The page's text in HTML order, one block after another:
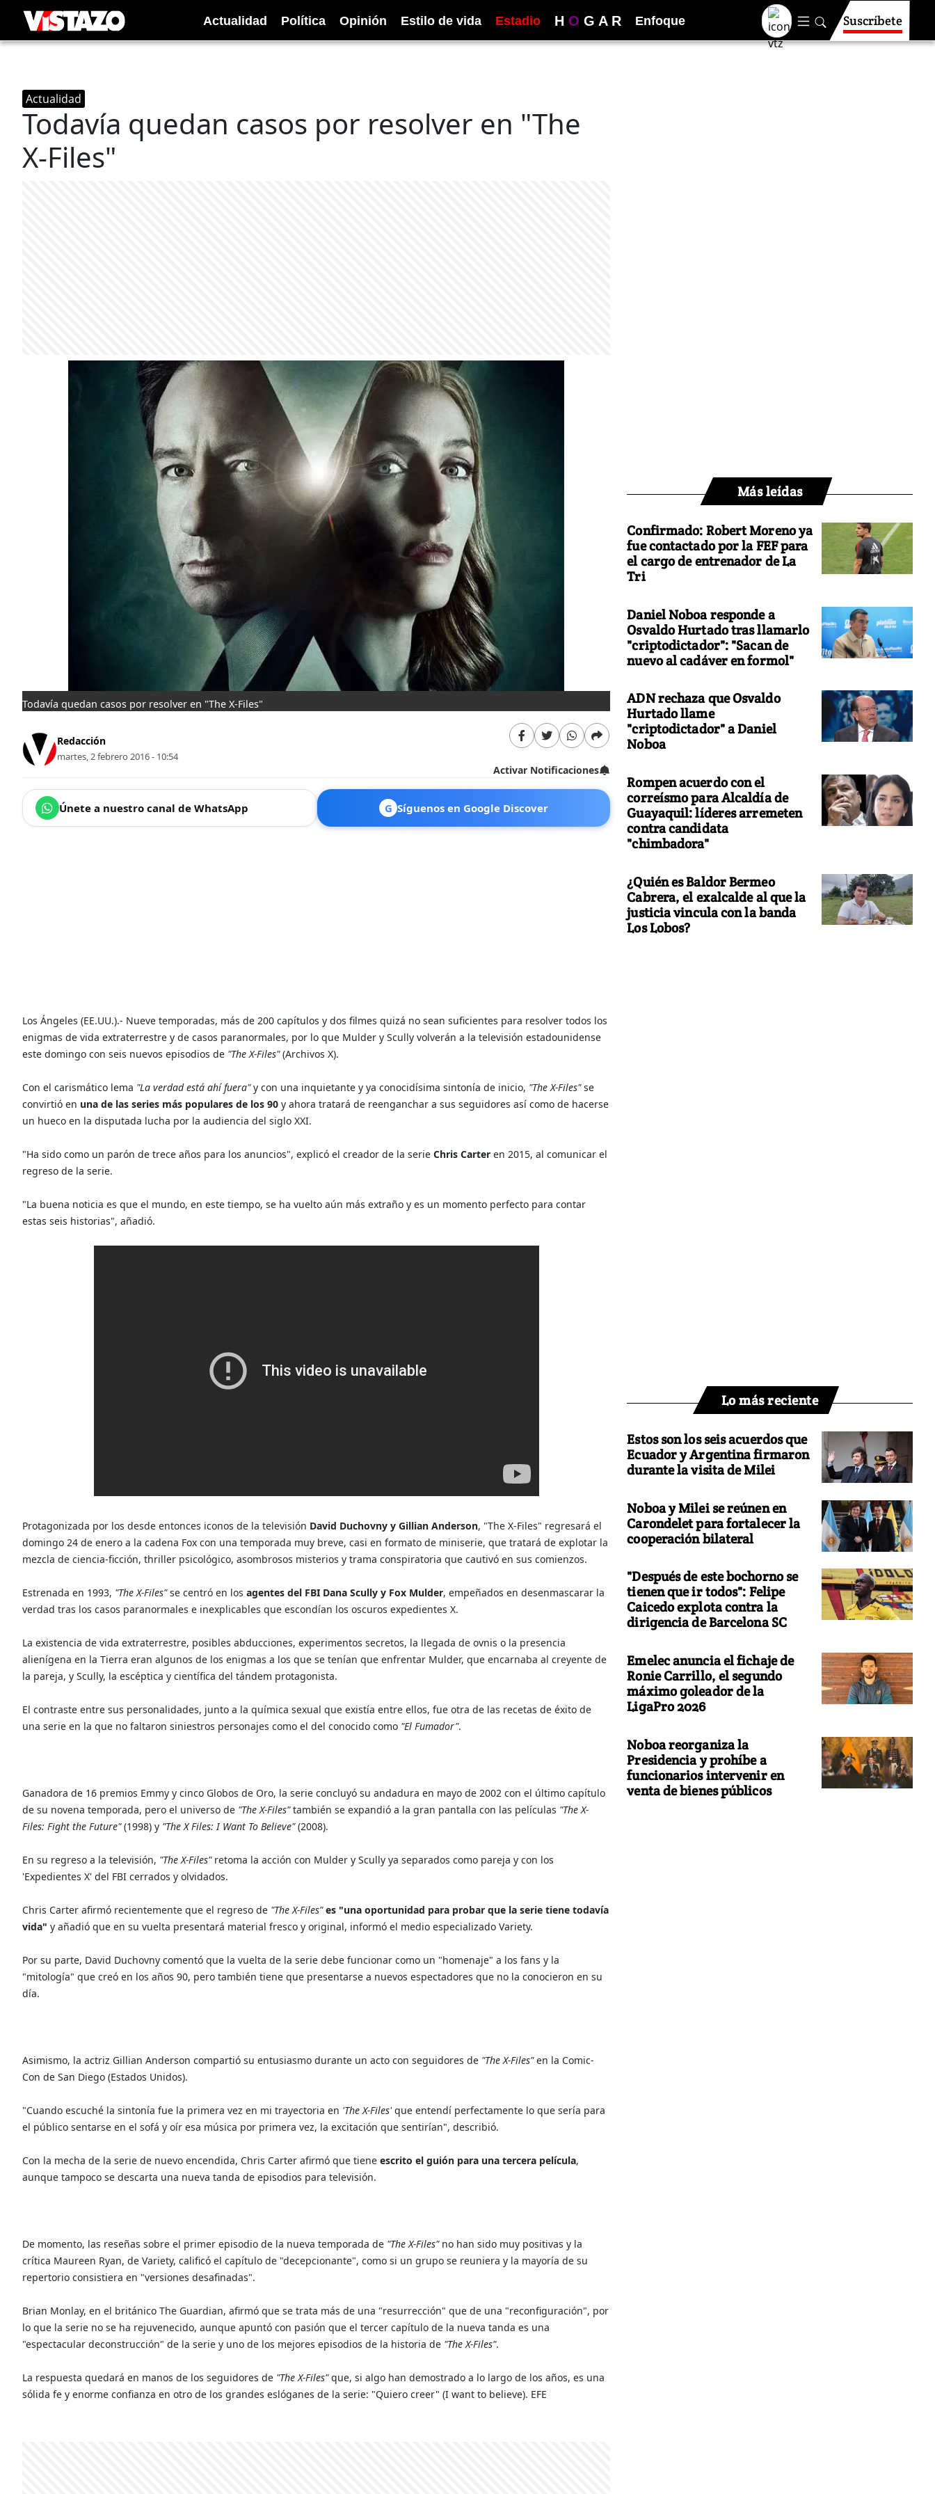
Actualidad Política Opinión Estilo de vida Estadio H O G A R Enfoque Suscríbete
Actualidad
Todavía quedan casos por resolver en "The
X-Files"
Todavía quedan casos por resolver en "The X-Files"
Redacción
martes, 2 febrero 2016 - 10:54
Activar Notificaciones
Únete a nuestro canal de WhatsApp G Síguenos en Google Discover
Los Ángeles (EE.UU.).- Nueve temporadas, más de 200 capítulos y dos filmes quizá no sean suficientes para resolver todos los
enigmas de vida extraterrestre y de casos paranormales, por lo que Mulder y Scully volverán a la televisión estadounidense
este domingo con seis nuevos episodios de "The X-Files"(Archivos X).
Con el carismático lema "La verdad está ahí fuera"y con una inquietante y ya conocidísima sintonía de inicio, "The X-Files"se
convirtió en una de las series más populares de los 90 y ahora tratará de reenganchar a sus seguidores así como de hacerse
un hueco en la disputada lucha por la audiencia del siglo XXI.
"Ha sido como un parón de trece años para los anuncios", explicó el creador de la serie Chris Carter en 2015, al comunicar el
regreso de la serie.
"La buena noticia es que el mundo, en este tiempo, se ha vuelto aún más extraño y es un momento perfecto para contar
estas seis historias", añadió.
Protagonizada por los desde entonces iconos de la televisión David Duchovny y Gillian Anderson, "The X-Files" regresará el
domingo 24 de enero a la cadena Fox con una temporada muy breve, casi en formato de miniserie, que tratará de explotar la
mezcla de ciencia-ficción, thriller psicológico, asombrosos misterios y trama conspiratoria que cautivó en sus comienzos.
Estrenada en 1993, "The X-Files"se centró en los agentes del FBI Dana Scully y Fox Mulder, empeñados en desenmascarar la
verdad tras los casos paranormales e inexplicables que escondían los oscuros expedientes X.
La existencia de vida extraterrestre, posibles abducciones, experimentos secretos, la llegada de ovnis o la presencia
alienígena en la Tierra eran algunos de los enigmas a los que se tenían que enfrentar Mulder, que encarnaba al creyente de
la pareja, y Scully, la escéptica y científica del tándem protagonista.
El contraste entre sus personalidades, junto a la química sexual que existía entre ellos, fue otra de las recetas de éxito de
una serie en la que no faltaron siniestros personajes como el del conocido como "El Fumador".
Ganadora de 16 premios Emmy y cinco Globos de Oro, la serie concluyó su andadura en mayo de 2002 con el último capítulo
de su novena temporada, pero el universo de "The X-Files"también se expandió a la gran pantalla con las películas "The X-
Files: Fight the Future"(1998) y "The X Files: I Want To Believe"(2008).
En su regreso a la televisión, "The X-Files"retoma la acción con Mulder y Scully ya separados como pareja y con los
'Expedientes X' del FBI cerrados y olvidados.
Chris Carter afirmó recientemente que el regreso de "The X-Files" es "una oportunidad para probar que la serie tiene todavía
vida" y añadió que en su vuelta presentará material fresco y original, informó el medio especializado Variety.
Por su parte, David Duchovny comentó que la vuelta de la serie debe funcionar como un "homenaje" a los fans y la
"mitología" que creó en los años 90, pero también tiene que presentarse a nuevos espectadores que no la conocieron en su
día.
Asimismo, la actriz Gillian Anderson compartió su entusiasmo durante un acto con seguidores de "The X-Files"en la Comic-
Con de San Diego (Estados Unidos).
"Cuando escuché la sintonía fue la primera vez en mi trayectoria en 'The X-Files'que entendí perfectamente lo que sería para
el público sentarse en el sofá y oír esa música por primera vez, la excitación que sentirían", describió.
Con la mecha de la serie de nuevo encendida, Chris Carter afirmó que tiene escrito el guión para una tercera película,
aunque tampoco se descarta una nueva tanda de episodios para televisión.
De momento, las reseñas sobre el primer episodio de la nueva temporada de "The X-Files"no han sido muy positivas y la
crítica Maureen Ryan, de Variety, calificó el capítulo de "decepcionante", como si un grupo se reuniera y la mayoría de su
repertorio consistiera en "versiones desafinadas".
Brian Monlay, en el británico The Guardian, afirmó que se trata más de una "resurrección" que de una "reconfiguración", por
lo que la serie no se ha rejuvenecido, aunque apuntó con pasión que el tercer capítulo de la nueva tanda es una
"espectacular deconstrucción" de la serie y uno de los mejores episodios de la historia de "The X-Files".
La respuesta quedará en manos de los seguidores de "The X-Files"que, si algo han demostrado a lo largo de los años, es una
sólida fe y enorme confianza en otro de los grandes eslóganes de la serie: "Quiero creer" (I want to believe). EFE
Más leídas
Confirmado: Robert Moreno ya
fue contactado por la FEF para
el cargo de entrenador de La
Tri
Daniel Noboa responde a
Osvaldo Hurtado tras llamarlo
"criptodictador": "Sacan de
nuevo al cadáver en formol"
ADN rechaza que Osvaldo
Hurtado llame
"criptodictador" a Daniel
Noboa
Rompen acuerdo con el
correísmo para Alcaldía de
Guayaquil: líderes arremeten
contra candidata
"chimbadora"
¿Quién es Baldor Bermeo
Cabrera, el exalcalde al que la
justicia vincula con la banda
Los Lobos?
Lo más reciente
Estos son los seis acuerdos que
Ecuador y Argentina firmaron
durante la visita de Milei
Noboa y Milei se reúnen en
Carondelet para fortalecer la
cooperación bilateral
"Después de este bochorno se
tienen que ir todos": Felipe
Caicedo explota contra la
dirigencia de Barcelona SC
Emelec anuncia el fichaje de
Ronie Carrillo, el segundo
máximo goleador de la
LigaPro 2026
Noboa reorganiza la
Presidencia y prohíbe a
funcionarios intervenir en
venta de bienes públicos